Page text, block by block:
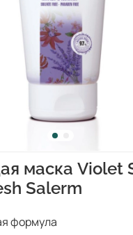
маска Violet
Salerm
формула